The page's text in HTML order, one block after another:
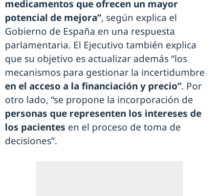
medicamentos que ofrecen un mayor
potencial de mejora”, según explica el
Gobierno de España en una respuesta
parlamentaria. El Ejecutivo también explica
que su objetivo es actualizar además “los
mecanismos para gestionar la incertidumbre
en el acceso a la financiación y precio”. Por
otro lado, “se propone la incorporación de
personas que representen los intereses de
los pacientes en el proceso de toma de
decisiones”.